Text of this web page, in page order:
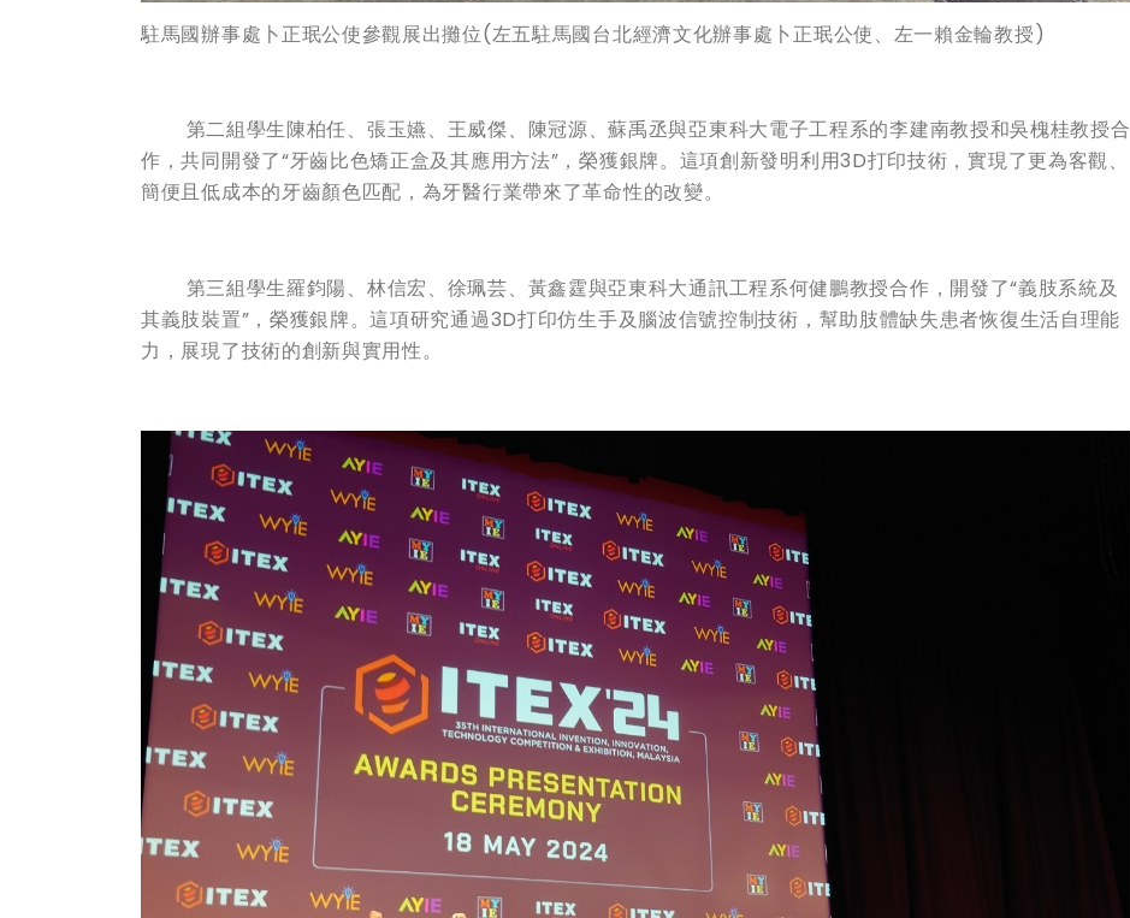
駐馬國辦事處卜正珉公使參觀展出攤位(左五駐馬國台北經濟文化辦事處卜正珉公使、左一賴金輪教授)
第二組學生陳柏任、張玉嬿、王威傑、陳冠源、蘇禹丞與亞東科大電子工程系的李建南教授和吳槐桂教授合
作，共同開發了“牙齒比色矯正盒及其應用方法”，榮獲銀牌。這項創新發明利用3D打印技術，實現了更為客觀、
簡便且低成本的牙齒顏色匹配，為牙醫行業帶來了革命性的改變。
第三組學生羅鈞陽、林信宏、徐珮芸、黃鑫霆與亞東科大通訊工程系何健鵬教授合作，開發了“義肢系統及
其義肢裝置”，榮獲銀牌。這項研究通過3D打印仿生手及腦波信號控制技術，幫助肢體缺失患者恢復生活自理能
力，展現了技術的創新與實用性。